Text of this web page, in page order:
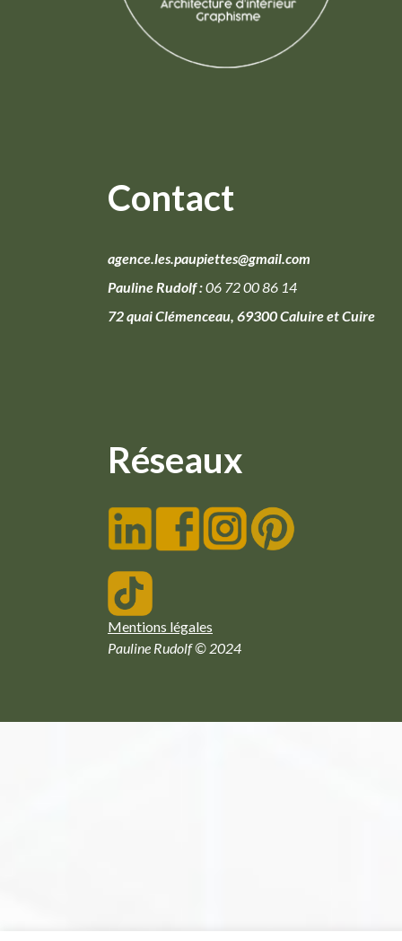
Contact
agence.les.paupiettes@gmail.com
Pauline Rudolf :06 72 00 86 14
72 quai Clémenceau, 69300 Caluire et Cuire
Réseaux
Mentions légales
Pauline Rudolf © 2024